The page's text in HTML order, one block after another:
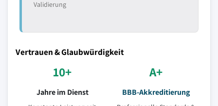
Validierung
Vertrauen & Glaubwürdigkeit
10+
Jahre im Dienst
A+
BBB-Akkreditierung